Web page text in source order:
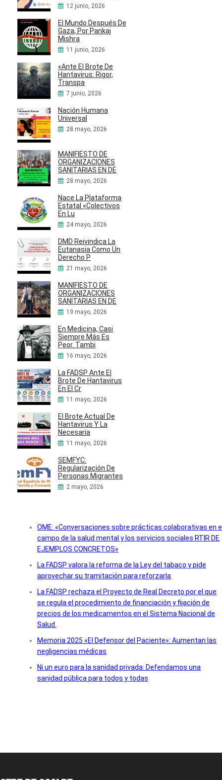
12 junio, 2026
El Mundo Después De
Gaza, Por Pankaj
Mishra
11 junio, 2026
«Ante El Brote De
Hantavirus: Rigor,
Transpa
7 junio, 2026
Nación Humana
Universal
28 mayo, 2026
MANIFIESTO DE
ORGANIZACIONES
SANITARIAS EN DE
28 mayo, 2026
Nace La Plataforma
Estatal «Colectivos
En Lu
24 mayo, 2026
DMD Reivindica La
Eutanasia Como Un
Derecho P
21 mayo, 2026
MANIFIESTO DE
ORGANIZACIONES
SANITARIAS EN DE
19 mayo, 2026
En Medicina, Casi
Siempre Más Es
Peor. Tambi
16 mayo, 2026
La FADSP Ante El
Brote De Hantavirus
En El Cr
11 mayo, 2026
El Brote Actual De
Hantavirus Y La
Necesaria
11 mayo, 2026
SEMFYC:
Regularización De
Personas Migrantes
2 mayo, 2026
OME: «Conversaciones sobre prácticas colaborativas en
campo de la salud mental y los servicios sociales RTIR DE
EJEMPLOS CONCRETOS»
La FADSP valora la reforma de la Ley del tabaco y pide
aprovechar su tramitación para reforzarla
La FADSP rechaza el Proyecto de Real Decreto por el que
se regula el procedimiento de financiación y fijación de
precios de los medicamentos en el Sistema Nacional de
Salud.
Memoria 2025 «El Defensor del Paciente»: Aumentan las
negligencias médicas
Ni un euro para la sanidad privada: Defendamos una
sanidad pública para todos y todas